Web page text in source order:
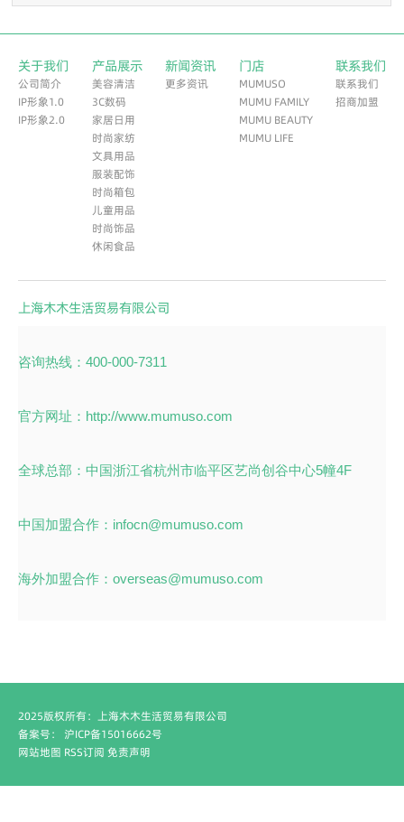
关于我们
公司简介​
IP形象1.0
IP形象2.0
产品展示
美容清洁
3C数码
家居日用
时尚家纺
文具用品
服装配饰
时尚箱包
儿童用品
时尚饰品
休闲食品
新闻资讯
更多资讯
门店
MUMUSO
MUMU FAMILY
MUMU BEAUTY
MUMU LIFE
联系我们
联系我们
招商加盟
上海木木生活贸易有限公司
咨询热线：400-000-7311
官方网址：http://www.mumuso.com
全球总部：中国浙江省杭州市临平区艺尚创谷中心5幢4F
中国加盟合作：infocn@mumuso.com
海外加盟合作：overseas@mumuso.com
2025版权所有：上海木木生活贸易有限公司
备案号： 沪ICP备15016662号
网站地图 RSS订阅 免责声明